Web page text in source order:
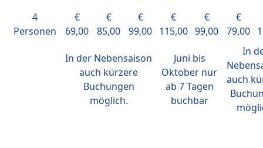
4
Personen
€
69,00
€
85,00
€
99,00
€
115,00
€
99,00
€
79,00
In der Nebensaison
auch kürzere
Buchungen
möglich.
Juni bis
Oktober nur
ab 7 Tagen
buchbar
In
auch